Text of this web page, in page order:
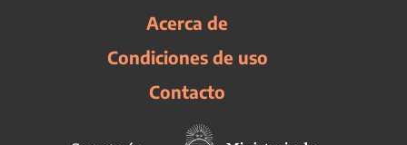
Acerca de
Condiciones de uso
Contacto